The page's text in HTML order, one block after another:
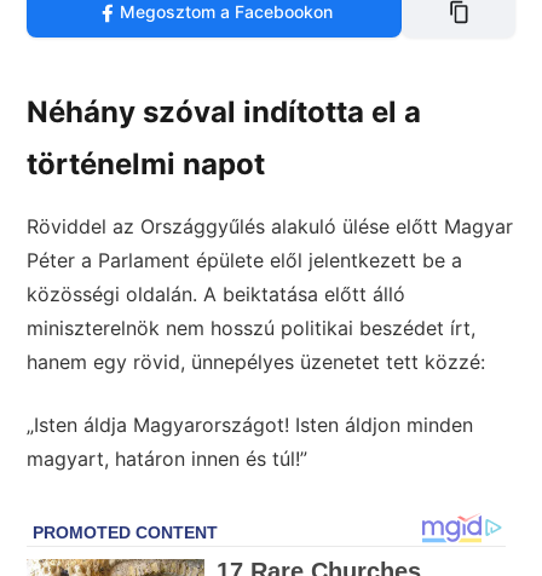
Megosztom a Facebookon
Néhány szóval indította el a
történelmi napot
Röviddel az Országgyűlés alakuló ülése előtt Magyar
Péter a Parlament épülete elől jelentkezett be a
közösségi oldalán. A beiktatása előtt álló
miniszterelnök nem hosszú politikai beszédet írt,
hanem egy rövid, ünnepélyes üzenetet tett közzé:
„Isten áldja Magyarországot! Isten áldjon minden
magyart, határon innen és túl!”